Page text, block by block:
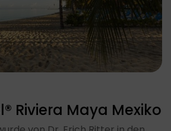
Riviera Maya Mexiko